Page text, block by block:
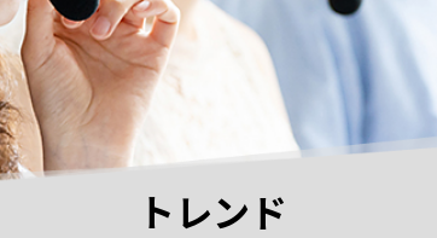
トレンド